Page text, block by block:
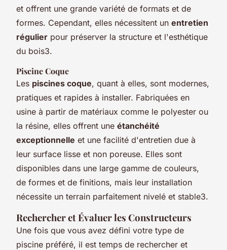
et offrent une grande variété de formats et de
formes. Cependant, elles nécessitent un entretien
régulier pour préserver la structure et l'esthétique
du bois3.
Piscine Coque
Les piscines coque, quant à elles, sont modernes,
pratiques et rapides à installer. Fabriquées en
usine à partir de matériaux comme le polyester ou
la résine, elles offrent une étanchéité
exceptionnelle et une facilité d'entretien due à
leur surface lisse et non poreuse. Elles sont
disponibles dans une large gamme de couleurs,
de formes et de finitions, mais leur installation
nécessite un terrain parfaitement nivelé et stable3.
Rechercher et Évaluer les Constructeurs
Une fois que vous avez défini votre type de
piscine préféré, il est temps de rechercher et